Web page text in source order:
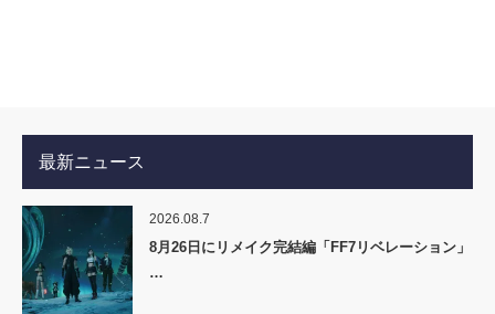
最新ニュース
2026.08.7
8月26日にリメイク完結編「FF7リベレーション」
…